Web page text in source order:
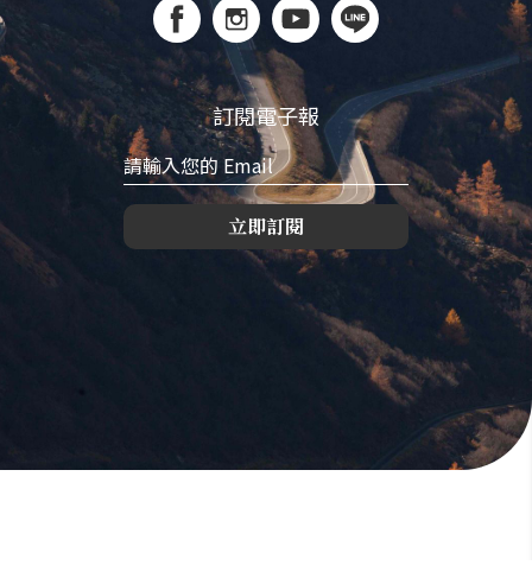
訂閱電子報
立即訂閱